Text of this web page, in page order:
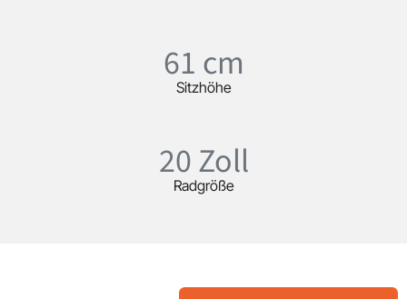
61 cm
Sitzhöhe
20 Zoll
Radgröße